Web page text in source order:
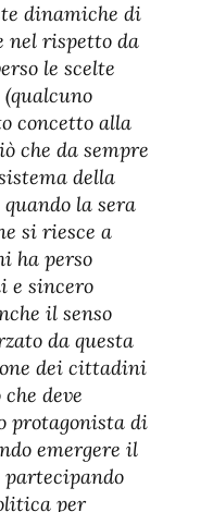
dinamiche di
nel rispetto da
le scelte
concetto alla
che da sempre
della
la sera
si riesce a
ha perso
e sincero
il senso
da questa
dei cittadini
deve
protagonista di
emergere il
per